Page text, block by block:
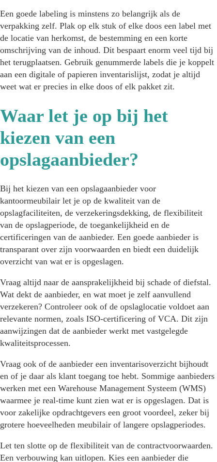
Een goede labeling is minstens zo belangrijk als de
verpakking zelf. Plak op elk stuk of elke doos een label met
de locatie van herkomst, de bestemming en een korte
omschrijving van de inhoud. Dit bespaart enorm veel tijd bij
het terugplaatsen. Gebruik genummerde labels die je koppelt
aan een digitale of papieren inventarislijst, zodat je altijd
weet wat er precies in elke doos of elk pakket zit.
Waar let je op bij het
kiezen van een
opslagaanbieder?
Bij het kiezen van een opslagaanbieder voor
kantoormeubilair let je op de kwaliteit van de
opslagfaciliteiten, de verzekeringsdekking, de flexibiliteit
van de opslagperiode, de toegankelijkheid en de
certificeringen van de aanbieder. Een goede aanbieder is
transparant over zijn voorwaarden en biedt een duidelijk
overzicht van wat er is opgeslagen.
Vraag altijd naar de aansprakelijkheid bij schade of diefstal.
Wat dekt de aanbieder, en wat moet je zelf aanvullend
verzekeren? Controleer ook of de opslaglocatie voldoet aan
relevante normen, zoals ISO-certificering of VCA. Dit zijn
aanwijzingen dat de aanbieder werkt met vastgelegde
kwaliteitsprocessen.
Vraag ook of de aanbieder een inventarisoverzicht bijhoudt
en of je daar als klant toegang toe hebt. Sommige aanbieders
werken met een Warehouse Management Systeem (WMS)
waarmee je real-time kunt zien wat er is opgeslagen. Dat is
voor zakelijke opdrachtgevers een groot voordeel, zeker bij
grotere hoeveelheden meubilair of langere opslagperiodes.
Let ten slotte op de flexibiliteit van de contractvoorwaarden.
Een verbouwing kan uitlopen. Kies een aanbieder die